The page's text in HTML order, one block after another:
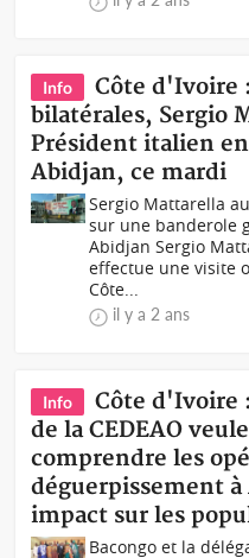
Info
Côte d'Ivoire
bilatérales, Sergio
Président italien
Abidjan, ce mardi
Sergio Mattarella
sur une banderole
Abidjan Sergio
effectue une visite
Côte...
il y a 2 ans
Info
Côte d'Ivoire
de la CEDEAO
comprendre les
déguerpissement
impact sur les
Bacongo et la